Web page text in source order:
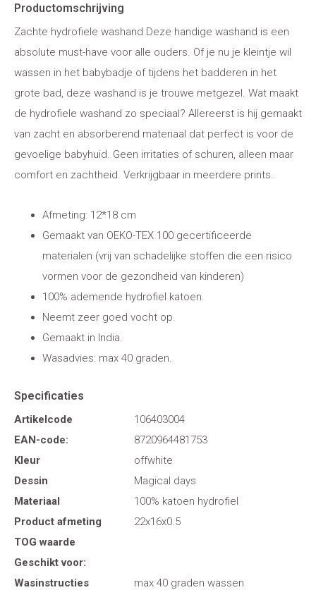
Productomschrijving
Zachte hydrofiele washand Deze handige washand is een
absolute must-have voor alle ouders. Of je nu je kleintje wil
wassen in het babybadje of tijdens het badderen in het
grote bad, deze washand is je trouwe metgezel. Wat maakt
de hydrofiele washand zo speciaal? Allereerst is hij gemaakt
van zacht en absorberend materiaal dat perfect is voor de
gevoelige babyhuid. Geen irritaties of schuren, alleen maar
comfort en zachtheid. Verkrijgbaar in meerdere prints.
Afmeting: 12*18 cm
Gemaakt van OEKO-TEX 100 gecertificeerde
materialen (vrij van schadelijke stoffen die een risico
vormen voor de gezondheid van kinderen)
100% ademende hydrofiel katoen.
Neemt zeer goed vocht op.
Gemaakt in India.
Wasadvies: max 40 graden.
Specificaties
Artikelcode
106403004
EAN-code:
8720964481753
Kleur
offwhite
Dessin
Magical days
Materiaal
100% katoen hydrofiel
Product afmeting
22x16x0.5
TOG waarde
Geschikt voor:
Wasinstructies
max 40 graden wassen